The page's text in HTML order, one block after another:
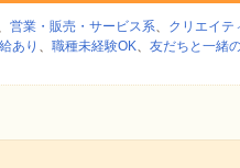
営業・販売・サービス系、 クリエイテ
あり 、 職種未経験OK、 友だちと一緒